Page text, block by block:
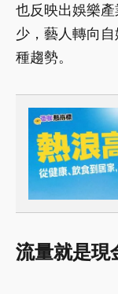
也反映出娛樂
少，藝人轉向
種趨勢。
流量就是現